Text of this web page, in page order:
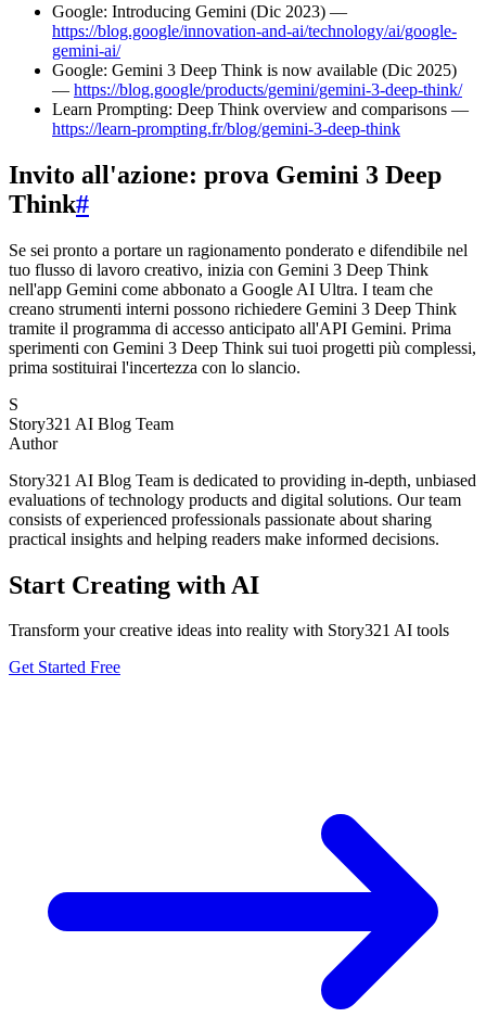
Google: Introducing Gemini (Dic 2023) —
https://blog.google/innovation-and-ai/technology/ai/google-
gemini-ai/
Google: Gemini 3 Deep Think is now available (Dic 2025)
— https://blog.google/products/gemini/gemini-3-deep-think/
Learn Prompting: Deep Think overview and comparisons —
https://learn-prompting.fr/blog/gemini-3-deep-think
Invito all'azione: prova Gemini 3 Deep
Think#
Se sei pronto a portare un ragionamento ponderato e difendibile nel
tuo flusso di lavoro creativo, inizia con Gemini 3 Deep Think
nell'app Gemini come abbonato a Google AI Ultra. I team che
creano strumenti interni possono richiedere Gemini 3 Deep Think
tramite il programma di accesso anticipato all'API Gemini. Prima
sperimenti con Gemini 3 Deep Think sui tuoi progetti più complessi,
prima sostituirai l'incertezza con lo slancio.
S
Story321 AI Blog Team
Author
Story321 AI Blog Team is dedicated to providing in-depth, unbiased
evaluations of technology products and digital solutions. Our team
consists of experienced professionals passionate about sharing
practical insights and helping readers make informed decisions.
Start Creating with AI
Transform your creative ideas into reality with Story321 AI tools
Get Started Free